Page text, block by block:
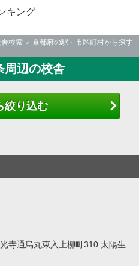
キング
検索
京都府の駅・市区町村から探す
周辺の校舎
絞り込む
寺通烏丸東入上柳町310 太陽生